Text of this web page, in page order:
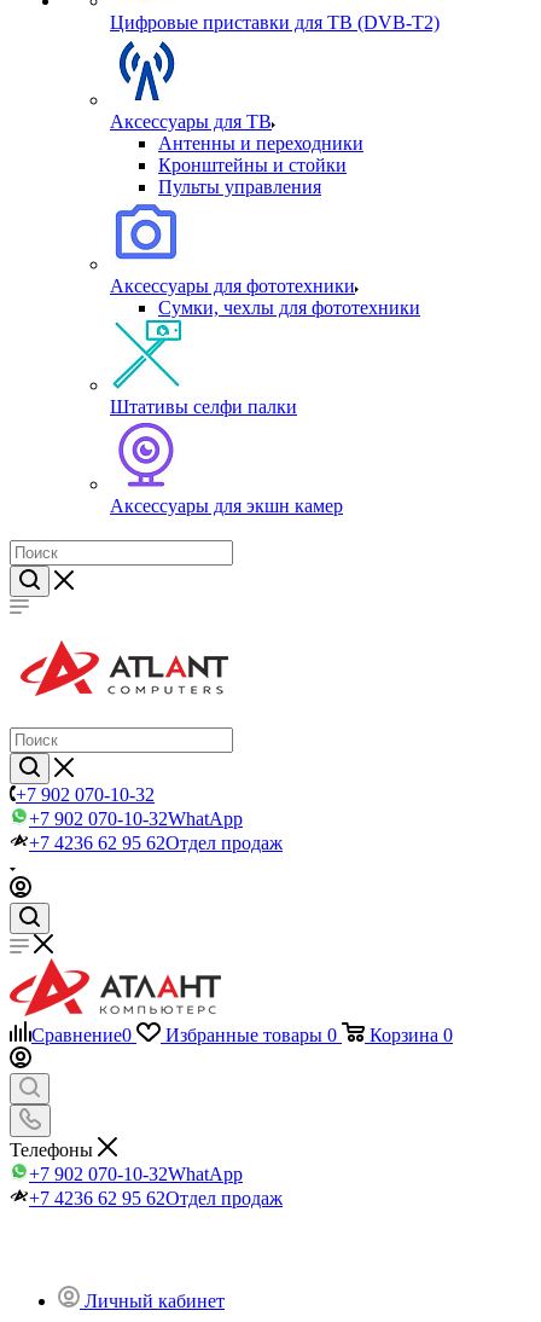
Цифровые приставки для ТВ (DVB-T2)
Аксессуары для ТВ
Антенны и переходники
Кронштейны и стойки
Пульты управления
Аксессуары для фототехники
Сумки, чехлы для фототехники
Штативы селфи палки
Аксессуары для экшн камер
+7 902 070-10-32
+7 902 070-10-32WhatApp
+7 4236 62 95 62Отдел продаж
Сравнение0 Избранные товары 0 Корзина 0
Телефоны
+7 902 070-10-32WhatApp
+7 4236 62 95 62Отдел продаж
Личный кабинет